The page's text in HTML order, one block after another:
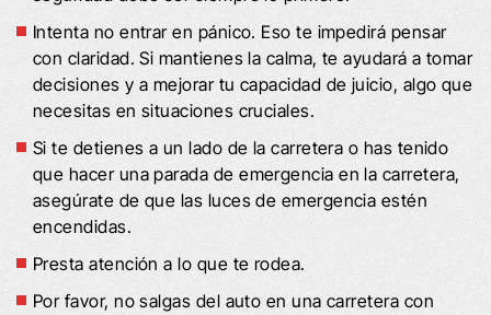
Intenta no entrar en pánico. Eso te impedirá pensar
con claridad. Si mantienes la calma, te ayudará a tomar
decisiones y a mejorar tu capacidad de juicio, algo que
necesitas en situaciones cruciales.
Si te detienes a un lado de la carretera o has tenido
que hacer una parada de emergencia en la carretera,
asegúrate de que las luces de emergencia estén
encendidas.
Presta atención a lo que te rodea.
Por favor, no salgas del auto en una carretera con